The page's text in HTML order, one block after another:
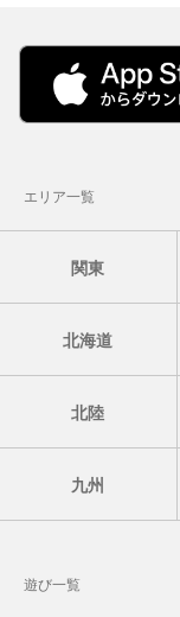
エリア一覧
関東
北海道
北陸
九州
遊び一覧